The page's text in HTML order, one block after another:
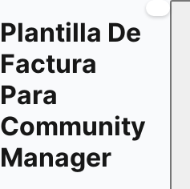
Plantilla De
Factura
Para
Community
Manager